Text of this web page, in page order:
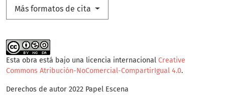
Más formatos de cita
Esta obra está bajo una licencia internacional Creative
Commons Atribución-NoComercial-CompartirIgual 4.0.
Derechos de autor 2022 Papel Escena